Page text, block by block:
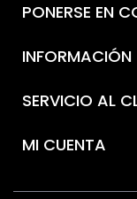
PONERSE EN
INFORMACIÓN
SERVICIO AL
MI CUENTA